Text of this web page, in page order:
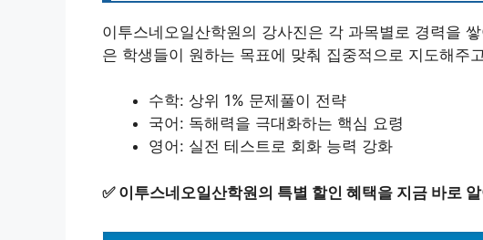
이투스네오일산학원의 강사진은 각 과목별로 경력을
은 학생들이 원하는 목표에 맞춰 집중적으로 지도해주
수학: 상위 1% 문제풀이 전략
국어: 독해력을 극대화하는 핵심 요령
영어: 실전 테스트로 회화 능력 강화
✅ 이투스네오일산학원의 특별 할인 혜택을 지금 바로